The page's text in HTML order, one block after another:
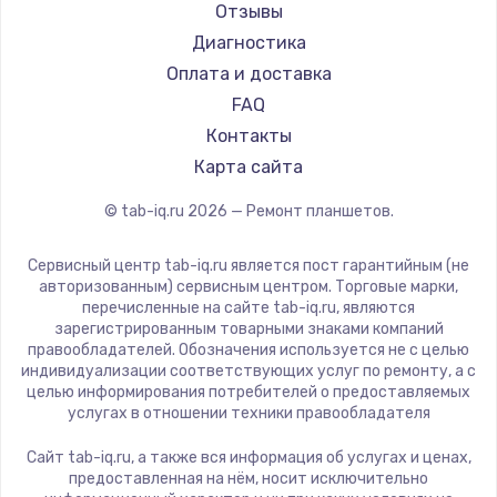
Заказать
Замена шим-контроллера
3900 руб.
Заказать
Заказать
Ремонт петель крышки
1195 руб.
Заказать
Замена динамиков
1350 руб.
Aquarius
Philips
Dell
HP
Getac
ZTE
CHUWI
Отзывы
Диагностика
Оплата и доставка
FAQ
Контакты
Карта сайта
© tab-iq.ru 2026 — Ремонт планшетов.
Сервисный центр tab-iq.ru является пост гарантийным (не
авторизованным) сервисным центром. Торговые марки,
перечисленные на сайте tab-iq.ru, являются
зарегистрированным товарными знаками компаний
правообладателей. Обозначения используется не с целью
индивидуализации соответствующих услуг по ремонту, а с
целью информирования потребителей о предоставляемых
услугах в отношении техники правообладателя
Сайт tab-iq.ru, а также вся информация об услугах и ценах,
предоставленная на нём, носит исключительно